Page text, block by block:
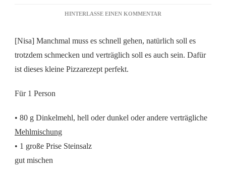
HINTERLASSE EINEN KOMMENTAR
AUS
HEISSLUFTFRITTEUSE
[Nisa] Manchmal muss es schnell gehen, natürlich soll es
trotzdem schmecken und verträglich soll es auch sein. Dafür
ist dieses kleine Pizzarezept perfekt.
Für 1 Person
• 80 g Dinkelmehl, hell oder dunkel oder andere verträgliche
Mehlmischung
• 1 große Prise Steinsalz
gut mischen